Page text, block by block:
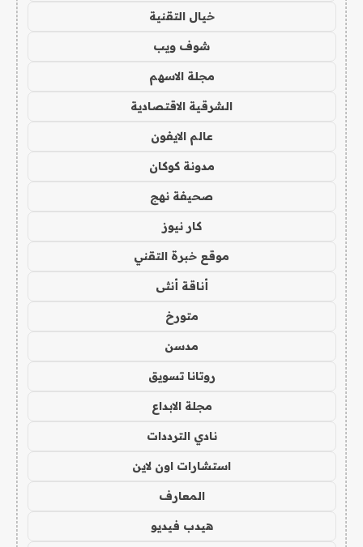
خيال التقنية
شوف ويب
مجلة الاسهم
الشرقية الاقتصادية
عالم الايفون
مدونة كوكان
صحيفة نهج
كار نيوز
موقع خبرة التقني
أناقة أنثى
متورخ
مدسن
روتانا تسويق
مجلة الابداع
نادي الترددات
استشارات اون لاين
المعارف
هيدب فيديو